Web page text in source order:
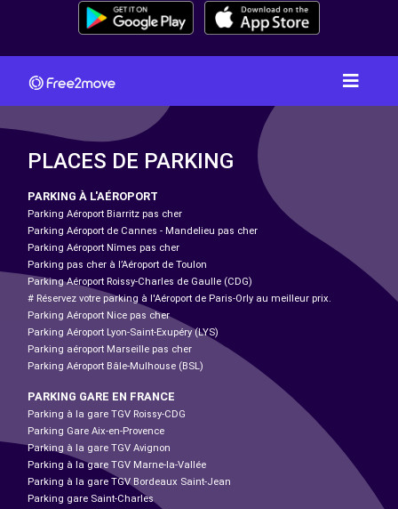
PLACES DE PARKING
PARKING À L'AÉROPORT
Parking Aéroport Biarritz pas cher
Parking Aéroport de Cannes - Mandelieu pas cher
Parking Aéroport Nîmes pas cher
Parking pas cher à l’Aéroport de Toulon
Parking Aéroport Roissy-Charles de Gaulle (CDG)
# Réservez votre parking à l'Aéroport de Paris-Orly au meilleur prix.
Parking Aéroport Nice pas cher
Parking Aéroport Lyon-Saint-Exupéry (LYS)
Parking aéroport Marseille pas cher
Parking Aéroport Bâle-Mulhouse (BSL)
PARKING GARE EN FRANCE
Parking à la gare TGV Roissy-CDG
Parking Gare Aix-en-Provence
Parking à la gare TGV Avignon
Parking à la gare TGV Marne-la-Vallée
Parking à la gare TGV Bordeaux Saint-Jean
Parking gare Saint-Charles